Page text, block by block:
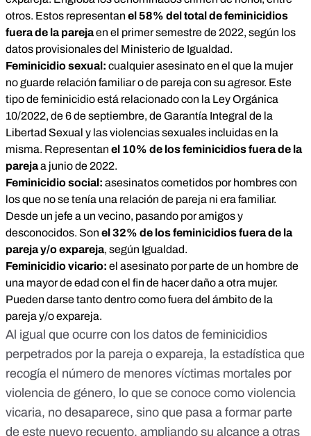
otros. Estos representan el 58% del total de feminicidios
fuera de la parejaen el primer semestre de 2022, según los
datos provisionalesdel Ministerio de Igualdad.
Feminicidio sexual: cualquier asesinato en el que la mujer
no guarde relación familiar o de pareja con su agresor. Este
tipo de feminicidio está relacionado con la Ley Orgánica
10/2022, de 6 de septiembre, de Garantía Integral de la
Libertad Sexual y las violencias sexuales incluidas en la
misma. Representan el 10% de los feminicidios fuera de la
parejaa junio de 2022.
Feminicidio social: asesinatos cometidos por hombres con
los que no se tenía una relación de pareja ni era familiar.
Desde un jefe a un vecino, pasando por amigos y
desconocidos. Son el 32% de los feminicidios fuera de la
pareja y/o expareja, según Igualdad.
Feminicidio vicario: el asesinato por parte de un hombre de
una mayor de edad con el fin de hacer daño a otra mujer.
Pueden darse tanto dentro como fuera del ámbito de la
pareja y/o expareja.
Al igual que ocurre con los datos de feminicidios
perpetrados por la pareja o expareja, la estadística que
recogía el número de menores víctimas mortales por
violencia de género, lo que se conoce como violencia
vicaria, no desaparece, sino que pasa a formar parte
de este nuevo recuento, ampliando su alcance a otras